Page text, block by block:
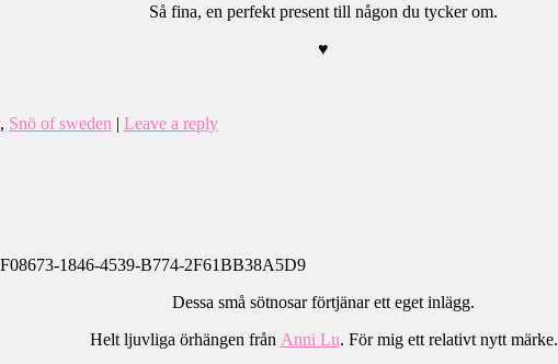
Så fina, en perfekt present till någon du tycker om.
♥
, Snö of sweden | Leave a reply
Dessa små sötnosar förtjänar ett eget inlägg.
Helt ljuvliga örhängen från Anni Lu. För mig ett relativt nytt märke.